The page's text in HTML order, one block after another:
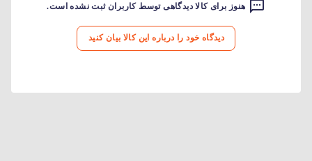
هنوز برای کالا دیدگاهی توسط کاربران ثبت نشده است.
دیدگاه خود را درباره این کالا بیان کنید